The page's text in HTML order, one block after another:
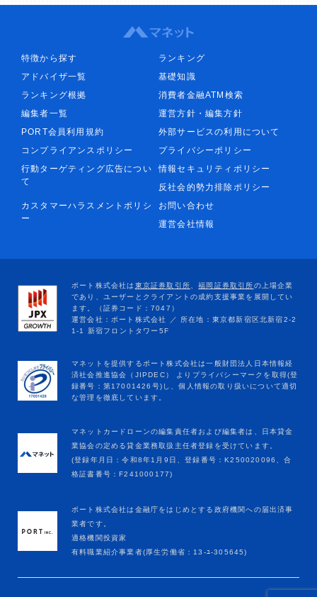
特徴から探す
ランキング
アドバイザ一覧
基礎知識
ランキング根拠
消費者金融ATM検索
編集者一覧
運営方針・編集方針
PORT会員利用規約
外部サービスの利用について
コンプライアンスポリシー
プライバシーポリシー
行動ターゲティング広告につい
て
情報セキュリティポリシー
反社会的勢力排除ポリシー
カスタマーハラスメントポリシ
ー
お問い合わせ
運営会社情報
マネットカードローンの編集責任者および編集者は、日本貸金
業協会の定める貸金業務取扱主任者登録を受けています。
(登録年月日：令和8年1月9日、登録番号：K250020096、合
格証書番号：F241000177)
ポート株式会社は金融庁をはじめとする政府機関への届出済事
業者です。
適格機関投資家
有料職業紹介事業者(厚生労働省：13-ﾕ-305645)